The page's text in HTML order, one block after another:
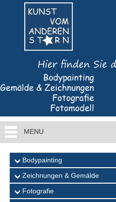
MENU
Bodypainting
Zeichnungen & Gemälde
Fotografie